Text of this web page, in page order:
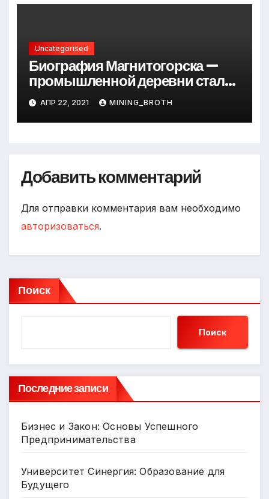
Uncategorised
Биография Магнитогорска —
промышленной деревни стали
превращается в современный
мегаполис
АПР 22, 2021 MINING_BROTH
Добавить комментарий
Для отправки комментария вам необходимо
авторизоваться.
Поиск
Поиск
Последние записи
Бизнес и Закон: Основы Успешного
Предпринимательства
Университет Синергия: Образование для
Будущего